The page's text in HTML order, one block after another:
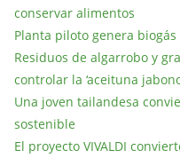
conservar alimentos
Planta piloto genera
Residuos de algarrobo y
controlar la ‘aceituna
Una joven tailandesa
sostenible
El proyecto VIVALDI